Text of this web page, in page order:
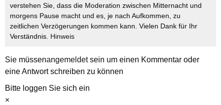
verstehen Sie, dass die Moderation zwischen Mitternacht und
morgens Pause macht und es, je nach Aufkommen, zu
zeitlichen Verzögerungen kommen kann. Vielen Dank für Ihr
Verständnis. Hinweis
Sie müssenangemeldetsein um einen Kommentar oder
eine Antwort schreiben zu können
Bitte loggen Sie sich ein
×